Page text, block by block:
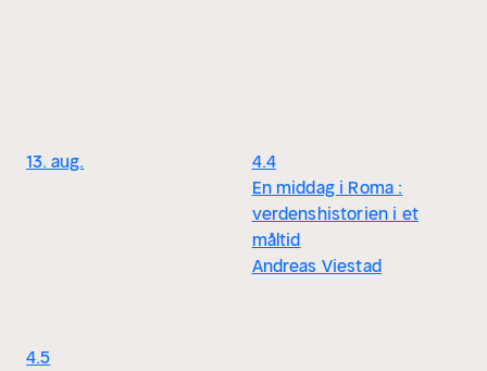
13. aug.
4.5
4.4
En middag i Roma :
verdenshistorien i et
måltid
Andreas Viestad